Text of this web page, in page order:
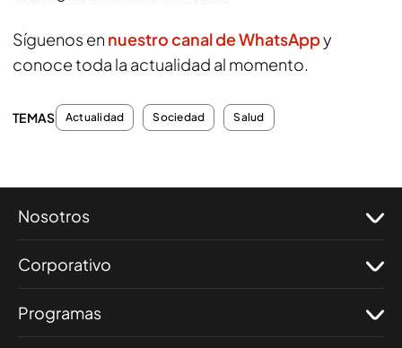
Síguenos en nuestro canal de WhatsAppy
conoce toda la actualidad al momento.
TEMAS Actualidad Sociedad Salud
Nosotros
Corporativo
Programas